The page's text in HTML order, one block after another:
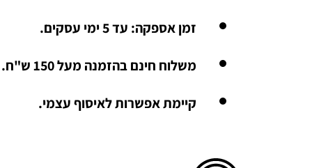
זמן אספקה: עד 5 ימי עסקים.
משלוח חינם בהזמנה מעל 150 ש"ח.
קיימת אפשרות לאיסוף עצמי.